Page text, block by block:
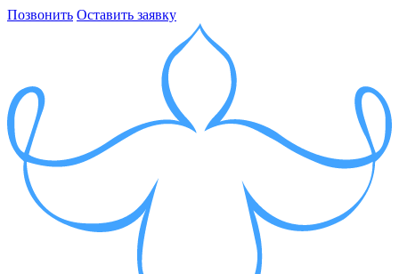
Позвонить Оставить заявку